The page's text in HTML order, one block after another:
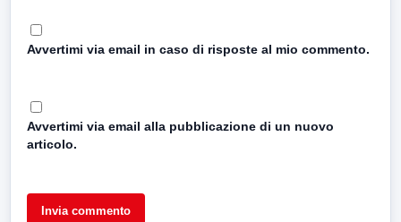
Avvertimi via email in caso di risposte al mio commento.
Avvertimi via email alla pubblicazione di un nuovo
articolo.